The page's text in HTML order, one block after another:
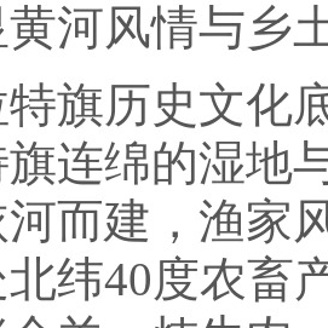
黄河风情与
历史文化底
连绵的湿地
而建，渔家
纬40度农畜